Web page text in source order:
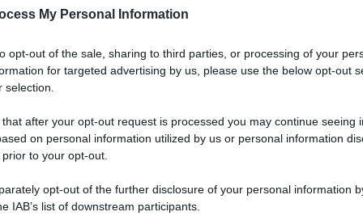
My Personal Information
opt-out of the sale, sharing to third parties, or processing of your
for targeted advertising by us, please use the below opt-out
selection.
that after your opt-out request is processed you may continue seeing
on personal information utilized by us or personal information
to your opt-out.
opt-out of the further disclosure of your personal information
IAB’s list of downstream participants.
gratuito, si pagherà un biglietto. Due